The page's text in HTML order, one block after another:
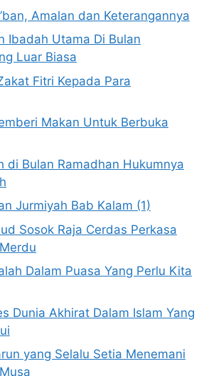
Amalan dan Keterangannya
Ibadah Utama Di Bulan
Luar Biasa
Fitri Kepada Para
Makan Untuk Berbuka
di Bulan Ramadhan Hukumnya
Jurmiyah Bab Kalam (1)
Sosok Raja Cerdas Perkasa
Dalam Puasa Yang Perlu Kita
Dunia Akhirat Dalam Islam Yang
yang Selalu Setia Menemani